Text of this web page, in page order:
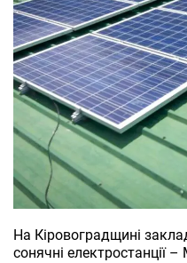
На Кіровоградщині
сонячні електростанції